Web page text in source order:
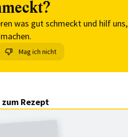
was gut schmeckt und hilf
Mag ich nicht
zum Rezept